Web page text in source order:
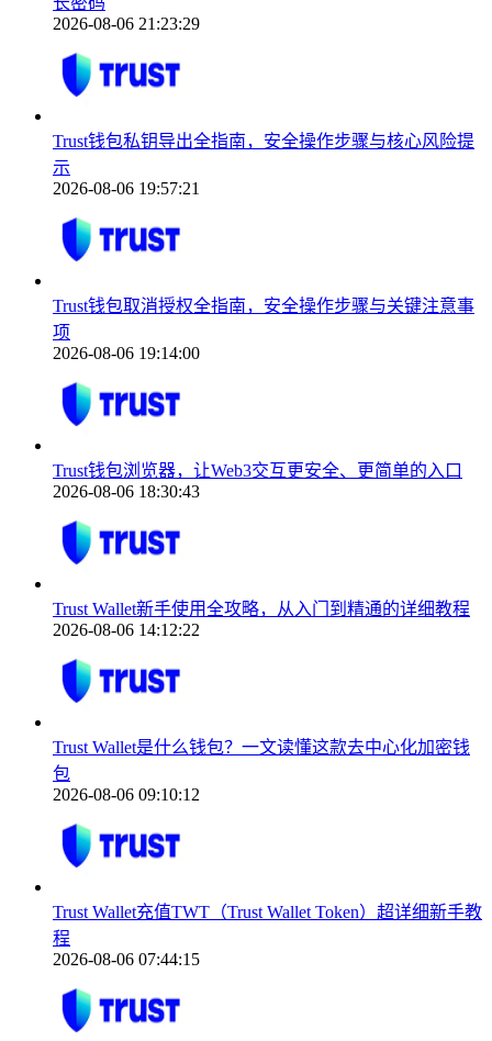
2026-08-06 21:23:29
Trust钱包私钥导出全指南，安全操作步骤与核心风险提
示
2026-08-06 19:57:21
Trust钱包取消授权全指南，安全操作步骤与关键注意事
项
2026-08-06 19:14:00
Trust钱包浏览器，让Web3交互更安全、更简单的入口
2026-08-06 18:30:43
Trust Wallet新手使用全攻略，从入门到精通的详细教程
2026-08-06 14:12:22
Trust Wallet是什么钱包？一文读懂这款去中心化加密钱
包
2026-08-06 09:10:12
Trust Wallet充值TWT（Trust Wallet Token）超详细新手教
程
2026-08-06 07:44:15